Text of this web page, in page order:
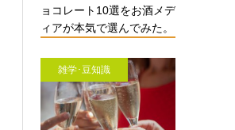
ョコレート10選をお酒メデ
ィアが本気で選んでみた。
雑学･豆知識